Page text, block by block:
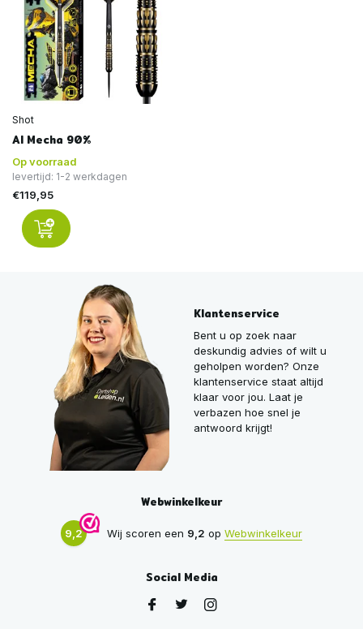
Shot
AI Mecha 90%
Op voorraad
levertijd: 1-2 werkdagen
€119,95
Klantenservice
Bent u op zoek naar
deskundig advies of wilt u
geholpen worden? Onze
klantenservice staat altijd
klaar voor jou. Laat je
verbazen hoe snel je
antwoord krijgt!
Webwinkelkeur
9,2 Wij scoren een 9,2 op Webwinkelkeur
Social Media